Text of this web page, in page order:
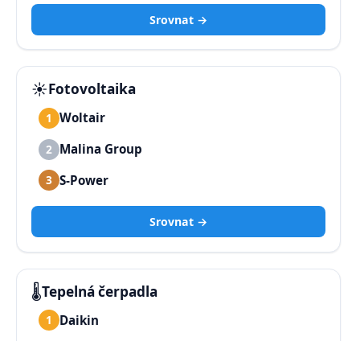
Srovnat →
☀️Fotovoltaika
1 Woltair
2 Malina Group
3 S-Power
Srovnat →
🌡️Tepelná čerpadla
1 Daikin